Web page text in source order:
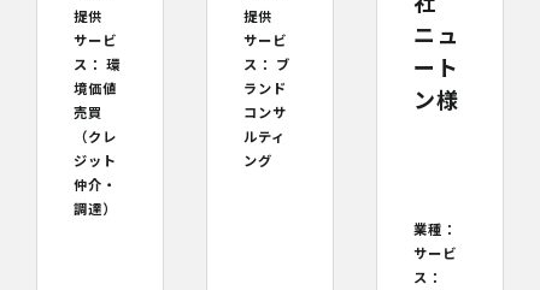
提供
サービ
ス： 環
境価値
売買
（クレ
ジット
仲介・
調達）
提供
サービ
ス： ブ
ランド
コンサ
ルティ
ング
ニュ
ート
ン様
業種：
サービ
ス：